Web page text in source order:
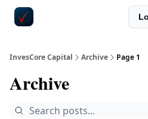
InvesCore Capital Archive Page 1
Archive